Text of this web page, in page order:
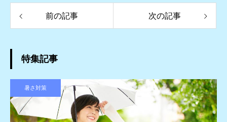
前の記事 次の記事
特集記事
暑さ対策